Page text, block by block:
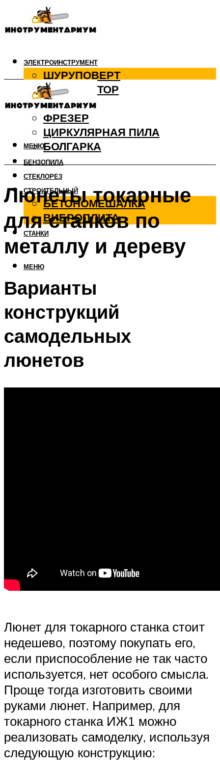
ЭЛЕКТРОИНСТРУМЕНТ
ШУРУПОВЕРТ
ПЕРФОРАТОР
ДРЕЛЬ
ФРЕЗЕР
ЦИРКУЛЯРНАЯ ПИЛА
БОЛГАРКА
БЕНЗОПИЛА
СТЕКЛОРЕЗ
СТРОИТЕЛЬНЫЙ
БЕТОНОМЕШАЛКА
ВИБРОПЛИТА
СТАНКИ
МЕНЮ
МЕНЮ
Люнеты токарные
для станков по
металлу и дереву
Варианты
конструкций
самодельных
люнетов
Люнет для токарного станка стоит
недешево, поэтому покупать его,
если приспособление не так часто
используется, нет особого смысла.
Проще тогда изготовить своими
руками люнет. Например, для
токарного станка ИЖ1 можно
реализовать самоделку, используя
следующую конструкцию: